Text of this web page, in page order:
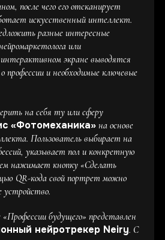
после чего его отсканирует
искусственный интеллект.
разные интересные
или
экране выводятся
профессии и необходимые ключевые
на себя ту или сферу
«Фотомеханика» на основе
Пользователь выбирает на
указывает пол и конкретную
нажимает кнопку «Сделать
QR-кода свой портрет можно
устройство.
будущего» представлен
нейротрекер Neiry. С